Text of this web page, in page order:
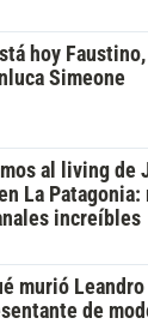
hoy
Simeone
al living de
La
increíbles
murió
de